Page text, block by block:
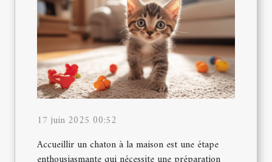
17 juin 2025 00:52
Accueillir un chaton à la maison est une étape